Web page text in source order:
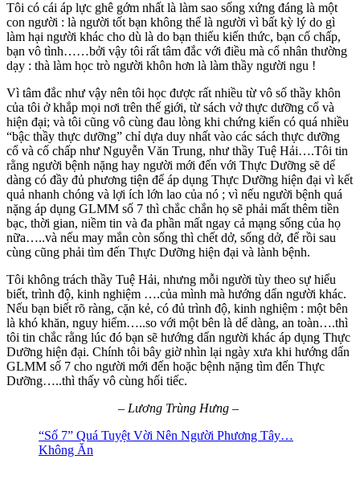
Tôi có cái áp lực ghê gớm nhất là làm sao sống xứng đáng là một
con người : là người tốt bạn không thể là người vì bất kỳ lý do gì
làm hại người khác cho dù là do bạn thiếu kiến thức, bạn cố chấp,
bạn vô tình……bởi vậy tôi rất tâm đắc với điều mà cổ nhân thường
dạy : thà làm học trò người khôn hơn là làm thầy người ngu !
Vì tâm đắc như vậy nên tôi học được rất nhiều từ vô số thầy khôn
của tôi ở khắp mọi nơi trên thế giới, từ sách vở thực dưỡng cổ và
hiện đại; và tôi cũng vô cùng đau lòng khi chứng kiến có quá nhiều
“bậc thầy thực dưỡng” chỉ dựa duy nhất vào các sách thực dưỡng
cổ và cố chấp như Nguyễn Văn Trung, như thầy Tuệ Hải….Tôi tin
rằng người bệnh nặng hay người mới đến với Thực Dưỡng sẽ dể
dàng có đầy đủ phương tiện để áp dụng Thực Dưỡng hiện đại vì kết
quả nhanh chóng và lợi ích lớn lao của nó ; vì nếu người bệnh quá
nặng áp dụng GLMM số 7 thì chắc chắn họ sẽ phải mất thêm tiền
bạc, thời gian, niềm tin và đa phần mất ngay cả mạng sống của họ
nữa…..và nếu may mắn còn sống thì chết dở, sống dở, để rồi sau
cùng cũng phải tìm đến Thực Dưỡng hiện đại và lành bệnh.
Tôi không trách thầy Tuệ Hải, nhưng mỗi người tùy theo sự hiểu
biết, trình độ, kinh nghiệm ….của mình mà hướng dẩn người khác.
Nếu bạn biết rõ ràng, cặn kẻ, có đủ trình độ, kinh nghiệm : một bên
là khó khăn, nguy hiểm…..so với một bên là dể dàng, an toàn….thì
tôi tin chắc rằng lúc đó bạn sẽ hướng dẩn người khác áp dụng Thực
Dưỡng hiện đại. Chính tôi bây giờ nhìn lại ngày xưa khi hướng dẩn
GLMM số 7 cho người mới đến hoặc bệnh nặng tìm đến Thực
Dưỡng…..thì thấy vô cùng hối tiếc.
– Lương Trùng Hưng –
“Số 7” Quá Tuyệt Vời Nên Người Phương Tây…
Không Ăn